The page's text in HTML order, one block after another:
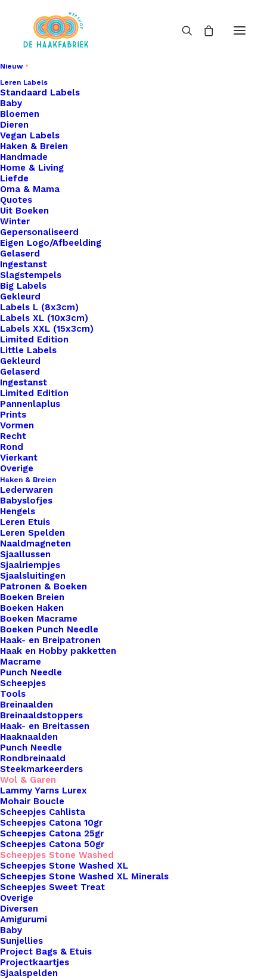
Nieuw
Leren Labels
Standaard Labels
Baby
Bloemen
Dieren
Vegan Labels
Haken & Breien
Handmade
Home & Living
Liefde
Oma & Mama
Quotes
Uit Boeken
Winter
Gepersonaliseerd
Eigen Logo/Afbeelding
Gelaserd
Ingestanst
Slagstempels
Big Labels
Gekleurd
Labels L (8x3cm)
Labels XL (10x3cm)
Labels XXL (15x3cm)
Limited Edition
Little Labels
Gekleurd
Gelaserd
Ingestanst
Limited Edition
Pannenlaplus
Prints
Vormen
Recht
Rond
Vierkant
Overige
Haken & Breien
Lederwaren
Babyslofjes
Hengels
Leren Etuis
Leren Spelden
Naaldmagneten
Sjaallussen
Sjaalriempjes
Sjaalsluitingen
Patronen & Boeken
Boeken Breien
Boeken Haken
Boeken Macrame
Boeken Punch Needle
Haak- en Breipatronen
Haak en Hobby pakketten
Macrame
Punch Needle
Scheepjes
Tools
Breinaalden
Breinaaldstoppers
Haak- en Breitassen
Haaknaalden
Punch Needle
Rondbreinaald
Steekmarkeerders
Wol & Garen
Lammy Yarns Lurex
Mohair Boucle
Scheepjes Cahlista
Scheepjes Catona 10gr
Scheepjes Catona 25gr
Scheepjes Catona 50gr
Scheepjes Stone Washed
Scheepjes Stone Washed XL
Scheepjes Stone Washed XL Minerals
Scheepjes Sweet Treat
Overige
Diversen
Amigurumi
Baby
Sunjellies
Project Bags & Etuis
Projectkaartjes
Sjaalspelden
Home
Haken & Breien
Scheepjes-Stonewashed-832 Enstatite
Scheepjes-
Stonewashed-832
Enstatite
€3,60
Stone Washed van Scheepjeswol is een heerlijk
zacht garen van 78% katoen en 22% acryl.Het
heeft een stoere look en is verkrijgbaar in
verschillende kleuren. Een bol van 50 gram heeft
een looplengte van ca 130 meter.Het is geschikt
voor zowel breien als haken. De aanbevolen
naalddikte is 3 – 3,5mm.
Ontvang een melding als dit product weer op
voorraad is
Uitverkocht
Toevoegen aan verlanglijst
Artikelnummer
Categorie
Naalddikte
Kleur
Binnen 1-3 werkdagen verzonden
Veilig betalen
Unieke en kwaliteitsproducten
Overzicht